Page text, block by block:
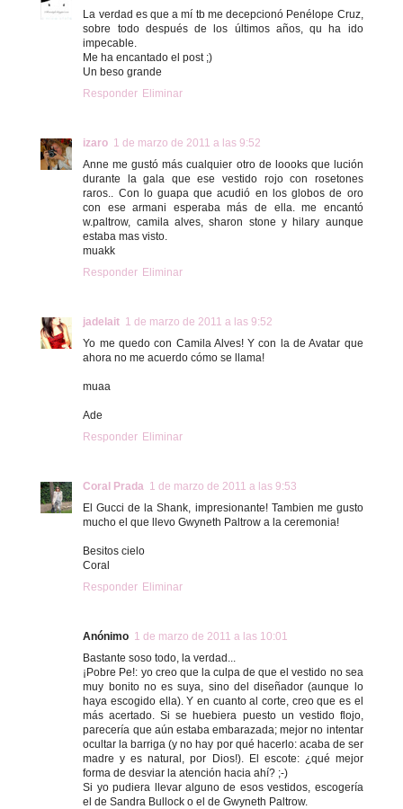
La verdad es que a mí tb me decepcionó Penélope Cruz,
sobre todo después de los últimos años, qu ha ido
impecable.
Me ha encantado el post ;)
Un beso grande
Responder Eliminar
izaro 1 de marzo de 2011 a las 9:52
Anne me gustó más cualquier otro de loooks que lución
durante la gala que ese vestido rojo con rosetones
raros.. Con lo guapa que acudió en los globos de oro
con ese armani esperaba más de ella. me encantó
w.paltrow, camila alves, sharon stone y hilary aunque
estaba mas visto.
muakk
Responder Eliminar
jadelait 1 de marzo de 2011 a las 9:52
Yo me quedo con Camila Alves! Y con la de Avatar que
ahora no me acuerdo cómo se llama!
muaa
Ade
Responder Eliminar
Coral Prada 1 de marzo de 2011 a las 9:53
El Gucci de la Shank, impresionante! Tambien me gusto
mucho el que llevo Gwyneth Paltrow a la ceremonia!
Besitos cielo
Coral
Responder Eliminar
Anónimo 1 de marzo de 2011 a las 10:01
Bastante soso todo, la verdad...
¡Pobre Pe!: yo creo que la culpa de que el vestido no sea
muy bonito no es suya, sino del diseñador (aunque lo
haya escogido ella). Y en cuanto al corte, creo que es el
más acertado. Si se huebiera puesto un vestido flojo,
parecería que aún estaba embarazada; mejor no intentar
ocultar la barriga (y no hay por qué hacerlo: acaba de ser
madre y es natural, por Dios!). El escote: ¿qué mejor
forma de desviar la atención hacia ahí? ;-)
Si yo pudiera llevar alguno de esos vestidos, escogería
el de Sandra Bullock o el de Gwyneth Paltrow.